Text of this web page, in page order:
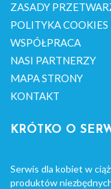
ZASADY
POLITYKA COOKIES
WSPÓŁPRACA
NASI PARTNERZY
MAPA STRONY
KONTAKT
KRÓTKO O
Serwis dla kobiet w
produktów